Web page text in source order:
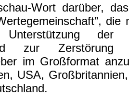
Wort darüber,
Unterstützung
zur
im Großformat
USA,